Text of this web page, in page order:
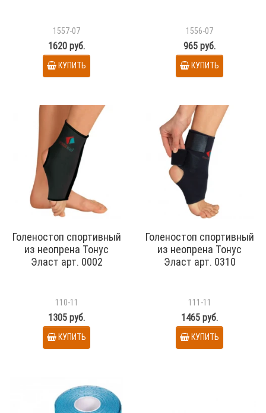
1557-07
1620 руб.
КУПИТЬ
1556-07
965 руб.
КУПИТЬ
Голеностоп спортивный
из неопрена Тонус
Эласт арт. 0002
110-11
1305 руб.
КУПИТЬ
Голеностоп спортивный
из неопрена Тонус
Эласт арт. 0310
111-11
1465 руб.
КУПИТЬ